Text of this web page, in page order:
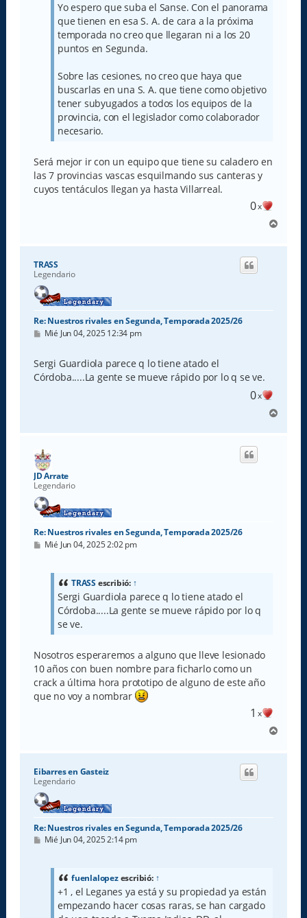
Yo espero que suba el Sanse. Con el panorama
que tienen en esa S. A. de cara a la próxima
temporada no creo que llegaran ni a los 20
puntos en Segunda.
Sobre las cesiones, no creo que haya que
buscarlas en una S. A. que tiene como objetivo
tener subyugados a todos los equipos de la
provincia, con el legislador como colaborador
necesario.
Será mejor ir con un equipo que tiene su caladero en
las 7 provincias vascas esquilmando sus canteras y
cuyos tentáculos llegan ya hasta Villarreal.
0x
r
TRASS
Legendario
Re: Nuestros rivales en Segunda, Temporada 2025/26
M
s
a
j
Mié Jun 04, 2025 12:34 pm
Sergi Guardiola parece q lo tiene atado el
Córdoba.....La gente se mueve rápido por lo q se ve.
0x
r
JD Arrate
Legendario
Re: Nuestros rivales en Segunda, Temporada 2025/26
M
Mié Jun 04, 2025 2:02 pm
TRASS escribió: ↑
Sergi Guardiola parece q lo tiene atado el
Córdoba.....La gente se mueve rápido por lo q
se ve.
Nosotros esperaremos a alguno que lleve lesionado
10 años con buen nombre para ficharlo como un
crack a última hora prototipo de alguno de este año
que no voy a nombrar
1 x
r
Eibarres en Gasteiz
Legendario
Re: Nuestros rivales en Segunda, Temporada 2025/26
M
Mié Jun 04, 2025 2:14 pm
fuenlalopezescribió: ↑
+1 , el Leganes ya está y su propiedad ya están
empezando hacer cosas raras, se han cargado